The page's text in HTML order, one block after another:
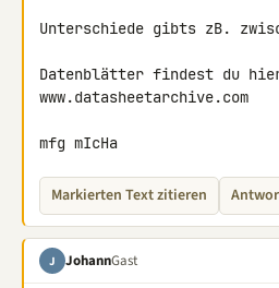
Unterschiede gibts zB.
Datenblätter findest du
www.datasheetarchive.com
mfg mIcHa
Markierten Text zitieren
J JohannGast